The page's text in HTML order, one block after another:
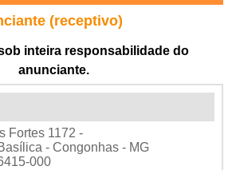
(receptivo)
inteira responsabilidade do
anunciante.
Fortes 1172 -
- Congonhas - MG
000